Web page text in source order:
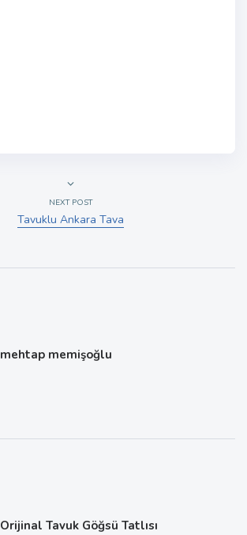
NEXT POST
Tavuklu Ankara Tava
mehtap memişoğlu
Orijinal Tavuk Göğsü Tatlısı